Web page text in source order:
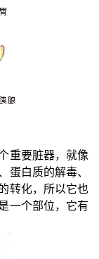
重要脏器，就像
白质的解毒、
转化，所以它也
一个部位，它有